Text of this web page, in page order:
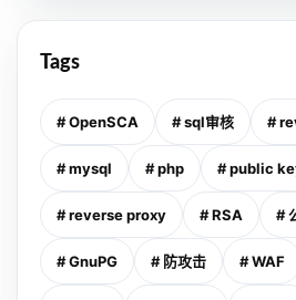
Tags
# OpenSCA # sql审核 #
# mysql # php # public
# reverse proxy # RSA #
# GnuPG # 防攻击 # WAF